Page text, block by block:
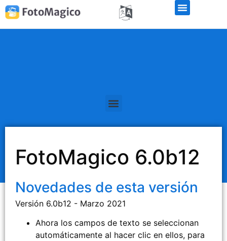
FotoMagico 6.0b12
Novedades de esta versión
Versión 6.0b12 - Marzo 2021
Ahora los campos de texto se seleccionan
automáticamente al hacer clic en ellos, para